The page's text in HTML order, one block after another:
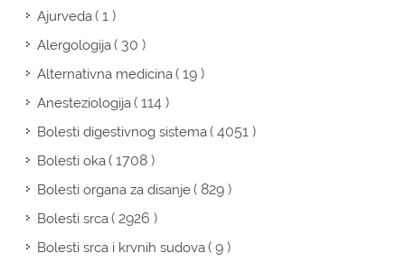
Ajurveda( 1 )
Alergologija( 30 )
Alternativna medicina( 19 )
Anesteziologija( 114 )
Bolesti digestivnog sistema( 4051 )
Bolesti oka( 1708 )
Bolesti organa za disanje( 829 )
Bolesti srca( 2926 )
Bolesti srca i krvnih sudova( 9 )